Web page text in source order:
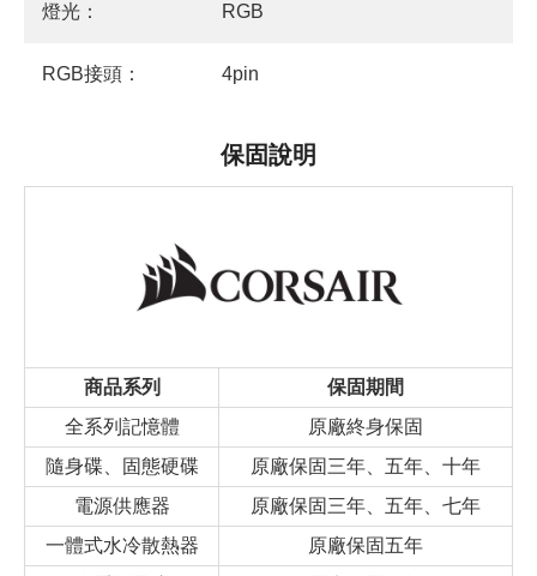
燈光： RGB
RGB接頭： 4pin
保固說明
商品系列
保固期間
全系列記憶體
原廠終身保固
隨身碟、固態硬碟
原廠保固三年、五年、十年
電源供應器
原廠保固三年、五年、七年
一體式水冷散熱器
原廠保固五年